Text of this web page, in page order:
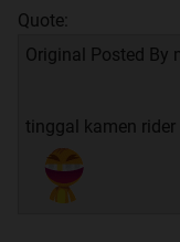
Quote:
Original Posted By
tinggal kamen